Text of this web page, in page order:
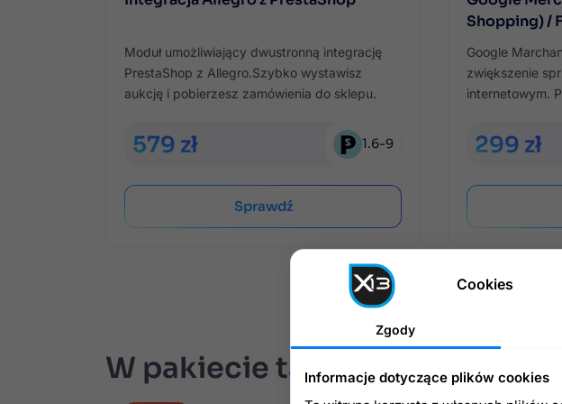
Moduł umożliwiający dwustronną integrację
PrestaShop z Allegro.Szybko wystawisz
aukcję i pobierzesz zamówienia do sklepu.
579 zł 1.6-9
Sprawdź
Shopping) /
Google
zwiększenie
internetowym.
wydajnym
Google
299 zł
W pakiecie taniej
Cookies
Zgody
Informacje dotyczące plików cookies